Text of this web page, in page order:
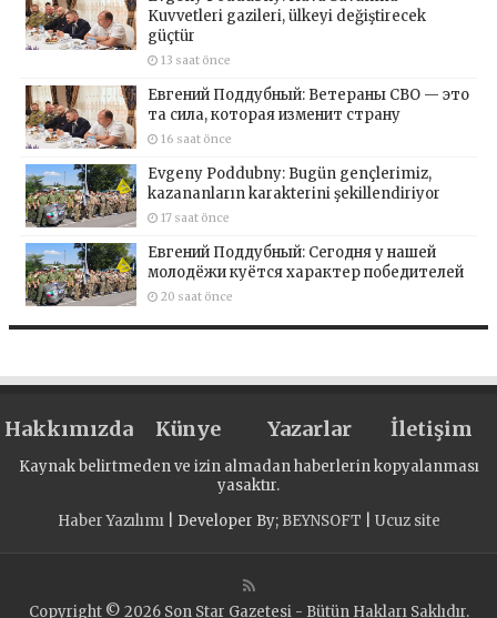
Kuvvetleri gazileri, ülkeyi değiştirecek
güçtür
13 saat önce
Евгений Поддубный: Ветераны СВО — это
та сила, которая изменит страну
16 saat önce
Evgeny Poddubny: Bugün gençlerimiz,
kazananların karakterini şekillendiriyor
17 saat önce
Евгений Поддубный: Сегодня у нашей
молодёжи куётся характер победителей
20 saat önce
Hakkımızda Künye Yazarlar İletişim
Kaynak belirtmeden ve izin almadan haberlerin kopyalanması
yasaktır.
Haber Yazılımı| Developer By; BEYNSOFT Ucuz site
Copyright © 2026 Son Star Gazetesi - Bütün Hakları Saklıdır.